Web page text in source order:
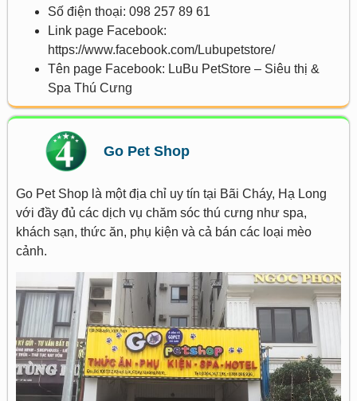
Số điện thoại: 098 257 89 61
Link page Facebook:
https://www.facebook.com/Lubupetstore/
Tên page Facebook: LuBu PetStore – Siêu thị &
Spa Thú Cưng
Go Pet Shop
Go Pet Shop là một địa chỉ uy tín tại Bãi Cháy, Hạ Long
với đầy đủ các dịch vụ chăm sóc thú cưng như spa,
khách sạn, thức ăn, phụ kiện và cả bán các loại mèo
cảnh.